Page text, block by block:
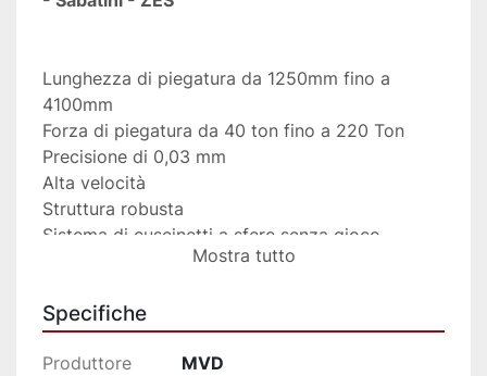
Lunghezza di piegatura da 1250mm fino a
4100mm
Forza di piegatura da 40 ton fino a 220 Ton
Precisione di 0,03 mm
Alta velocità
Struttura robusta
Sistema di cuscinetti a sfere senza gioco
Design robusto contro urti violenti
Mostra tutto
Specifiche
Produttore MVD